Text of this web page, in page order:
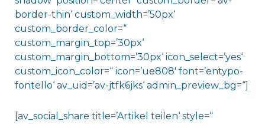
border-thin‘ custom_width=’50px‘
custom_border_color=“
custom_margin_top=’30px‘
custom_margin_bottom=’30px‘ icon_select=’yes‘
custom_icon_color=“ icon=’ue808′ font=’entypo-
fontello‘ av_uid=’av-jtfk6jks‘ admin_preview_bg=“]
[av_social_share title=’Artikel teilen‘ style=“